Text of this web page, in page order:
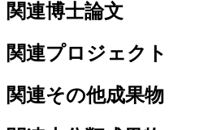
関連博士論文
関連プロジェクト
関連その他成果物